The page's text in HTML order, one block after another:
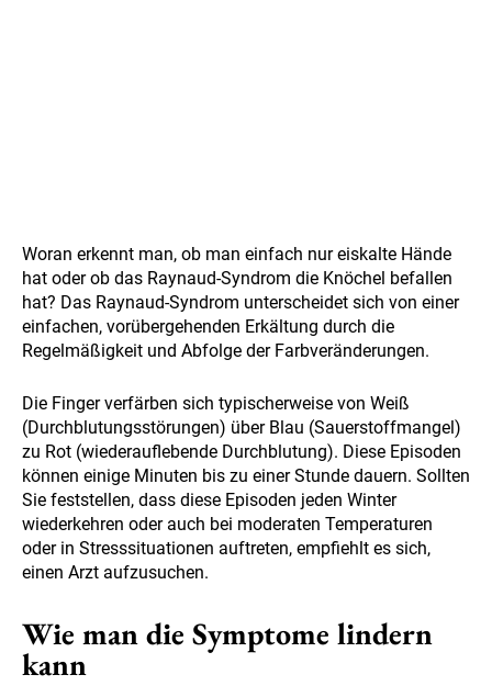
Woran erkennt man, ob man einfach nur eiskalte Hände
hat oder ob das Raynaud-Syndrom die Knöchel befallen
hat? Das Raynaud-Syndrom unterscheidet sich von einer
einfachen, vorübergehenden Erkältung durch die
Regelmäßigkeit und Abfolge der Farbveränderungen.
Die Finger verfärben sich typischerweise von Weiß
(Durchblutungsstörungen) über Blau (Sauerstoffmangel)
zu Rot (wiederauflebende Durchblutung). Diese Episoden
können einige Minuten bis zu einer Stunde dauern. Sollten
Sie feststellen, dass diese Episoden jeden Winter
wiederkehren oder auch bei moderaten Temperaturen
oder in Stresssituationen auftreten, empfiehlt es sich,
einen Arzt aufzusuchen.
Wie man die Symptome lindern
kann